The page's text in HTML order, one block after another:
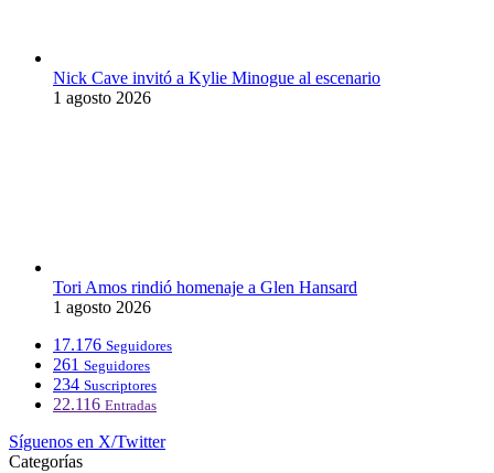
Nick Cave invitó a Kylie Minogue al escenario
1 agosto 2026
Tori Amos rindió homenaje a Glen Hansard
1 agosto 2026
17.176 Seguidores
261 Seguidores
234 Suscriptores
22.116 Entradas
Síguenos en X/Twitter
Categorías